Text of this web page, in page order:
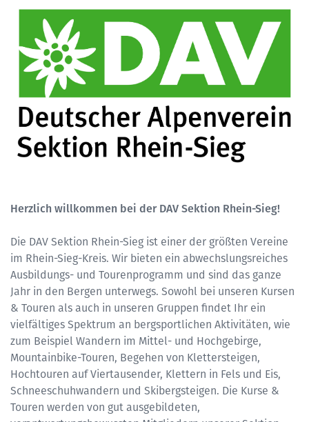
Herzlich willkommen bei der DAV Sektion Rhein-Sieg!
Die DAV Sektion Rhein-Sieg ist einer der größten Vereine
im Rhein-Sieg-Kreis. Wir bieten ein abwechslungsreiches
Ausbildungs- und Tourenprogramm und sind das ganze
Jahr in den Bergen unterwegs. Sowohl bei unseren Kursen
& Touren als auch in unseren Gruppen findet Ihr ein
vielfältiges Spektrum an bergsportlichen Aktivitäten, wie
zum Beispiel Wandern im Mittel- und Hochgebirge,
Mountainbike-Touren, Begehen von Klettersteigen,
Hochtouren auf Viertausender, Klettern in Fels und Eis,
Schneeschuhwandern und Skibergsteigen. Die Kurse &
Touren werden von gut ausgebildeten,